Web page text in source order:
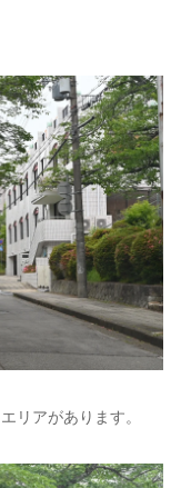
リアがあります。